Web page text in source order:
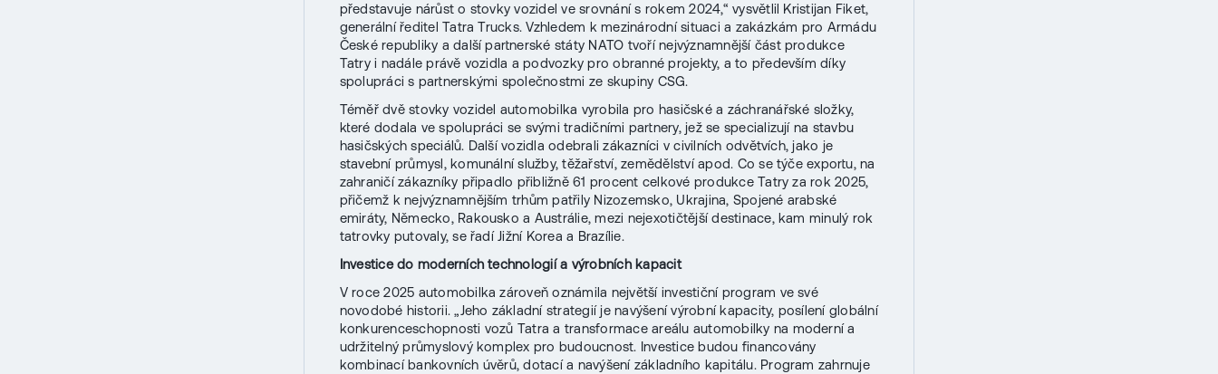
představuje nárůst o stovky vozidel ve srovnání s rokem 2024,“ vysvětlil Kristijan Fiket,
generální ředitel Tatra Trucks. Vzhledem k mezinárodní situaci a zakázkám pro Armádu
České republiky a další partnerské státy NATO tvoří nejvýznamnější část produkce
Tatry i nadále právě vozidla a podvozky pro obranné projekty, a to především díky
spolupráci s partnerskými společnostmi ze skupiny CSG.
Téměř dvě stovky vozidel automobilka vyrobila pro hasičské a záchranářské složky,
které dodala ve spolupráci se svými tradičními partnery, jež se specializují na stavbu
hasičských speciálů. Další vozidla odebrali zákazníci v civilních odvětvích, jako je
stavební průmysl, komunální služby, těžařství, zemědělství apod. Co se týče exportu, na
zahraničí zákazníky připadlo přibližně 61 procent celkové produkce Tatry za rok 2025,
přičemž k nejvýznamnějším trhům patřily Nizozemsko, Ukrajina, Spojené arabské
emiráty, Německo, Rakousko a Austrálie, mezi nejexotičtější destinace, kam minulý rok
tatrovky putovaly, se řadí Jižní Korea a Brazílie.
Investice do moderních technologií a výrobních kapacit
V roce 2025 automobilka zároveň oznámila největší investiční program ve své
novodobé historii. „Jeho základní strategií je navýšení výrobní kapacity, posílení globální
konkurenceschopnosti vozů Tatra a transformace areálu automobilky na moderní a
udržitelný průmyslový komplex pro budoucnost. Investice budou financovány
kombinací bankovních úvěrů, dotací a navýšení základního kapitálu. Program zahrnuje